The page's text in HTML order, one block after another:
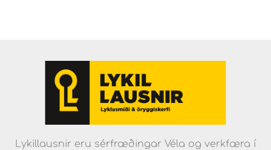
Lykillausnir eru sérfræðingar Véla og verkfæra í